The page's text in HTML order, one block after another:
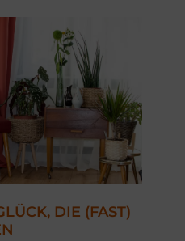
DIE (FAST)